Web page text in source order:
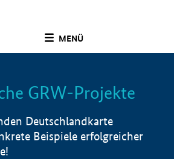
MENÜ
Info
GRW-Projekte
Deutschlandkarte
Beispiele erfolgreicher